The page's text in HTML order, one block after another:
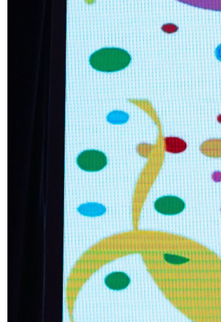
– Благодаря тесному сотрудничеству
Группы Магнезит, администрации района,
управления образования, специалистов
шахматного клуба «Вертикаль» и
педагогов района шахматные
образовательные проекты получают
новый импульс, – говорит руководитель
проектов, психолог шахматного клуба
Оксана Глухова. – Образовательные
программы реализуются во всех школах и
почти во всех детских садах района. В
шахматы играют в специальной
(коррекционной) школе VIII вида, в Доме
детского творчества города Бакала и
Саткинской школе-интернате для детей
сирот и детей, оставшихся без попечения
родителей. В образовательных проектах
ежегодно участвуют около полутора
тысяч детей, с которыми занимаются 63
педагога. Они учат справляться с
трудностями, не унывать, если что-то не
получается с первого раза, а добиваться
успеха. Шахматы обладают мощным
ресурсом для общего развития. Благодаря
этой игре дети учатся мысленно
представлять и планировать свою